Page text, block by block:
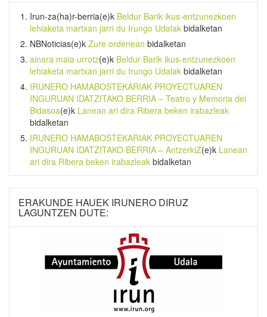
Irun-za(ha)r-berria(e)k Beldur Barik ikus-entzunezkoen
lehiaketa martxan jarri du Irungo Udalak bidalketan
NBNoticias(e)k Zure ordenean bidalketan
ainara maia urrotz(e)k Beldur Barik ikus-entzunezkoen
lehiaketa martxan jarri du Irungo Udalak bidalketan
IRUNERO HAMABOSTEKARIAK PROYECTUAREN
INGURUAN IDATZITAKO BERRIA – Teatro y Memoria del
Bidasoa(e)k Lanean ari dira Ribera beken irabazleak
bidalketan
IRUNERO HAMABOSTEKARIAK PROYECTUAREN
INGURUAN IDATZITAKO BERRIA – AntzerkiZ(e)k Lanean
ari dira Ribera beken irabazleak bidalketan
ERAKUNDE HAUEK IRUNERO DIRUZ
LAGUNTZEN DUTE: